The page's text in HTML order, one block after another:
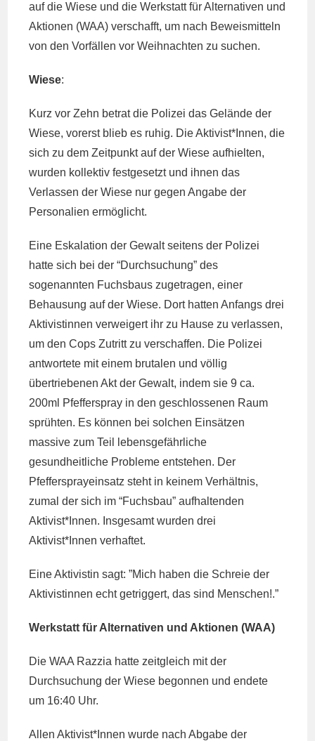
auf die Wiese und die Werkstatt für Alternativen und
Aktionen (WAA) verschafft, um nach Beweismitteln
von den Vorfällen vor Weihnachten zu suchen.
Wiese:
Kurz vor Zehn betrat die Polizei das Gelände der
Wiese, vorerst blieb es ruhig. Die Aktivist*Innen, die
sich zu dem Zeitpunkt auf der Wiese aufhielten,
wurden kollektiv festgesetzt und ihnen das
Verlassen der Wiese nur gegen Angabe der
Personalien ermöglicht.
Eine Eskalation der Gewalt seitens der Polizei
hatte sich bei der “Durchsuchung” des
sogenannten Fuchsbaus zugetragen, einer
Behausung auf der Wiese. Dort hatten Anfangs drei
Aktivistinnen verweigert ihr zu Hause zu verlassen,
um den Cops Zutritt zu verschaffen. Die Polizei
antwortete mit einem brutalen und völlig
übertriebenen Akt der Gewalt, indem sie 9 ca.
200ml Pfefferspray in den geschlossenen Raum
sprühten. Es können bei solchen Einsätzen
massive zum Teil lebensgefährliche
gesundheitliche Probleme entstehen. Der
Pfeffersprayeinsatz steht in keinem Verhältnis,
zumal der sich im “Fuchsbau” aufhaltenden
Aktivist*Innen. Insgesamt wurden drei
Aktivist*Innen verhaftet.
Eine Aktivistin sagt: ”Mich haben die Schreie der
Aktivistinnen echt getriggert, das sind Menschen!.”
Werkstatt für Alternativen und Aktionen (WAA)
Die WAA Razzia hatte zeitgleich mit der
Durchsuchung der Wiese begonnen und endete
um 16:40 Uhr.
Allen Aktivist*Innen wurde nach Abgabe der